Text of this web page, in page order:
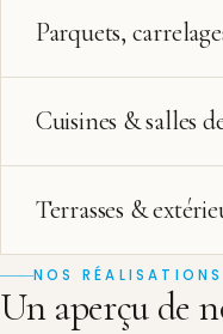
Parquets,
Cuisines & salles
Terrasses &
NOS RÉALISATIONS
Un aperçu de